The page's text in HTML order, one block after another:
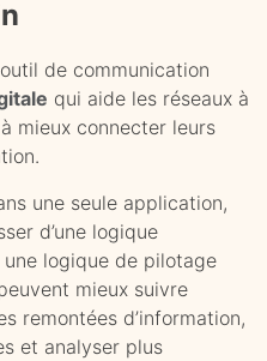
de communication
qui aide les réseaux à
mieux connecter leurs
une seule application,
d’une logique
logique de pilotage
mieux suivre
remontées d’information,
et analyser plus